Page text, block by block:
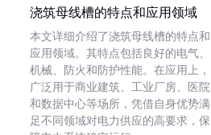
浇筑母线槽的特点和应用领域
本文详细介绍了浇筑母线槽的特点和
应用领域。其特点包括良好的电气、
机械、防火和防护性能。在应用上，
广泛用于商业建筑、工业厂房、医院
和数据中心等场所，凭借自身优势满
足不同领域对电力供应的高要求，保